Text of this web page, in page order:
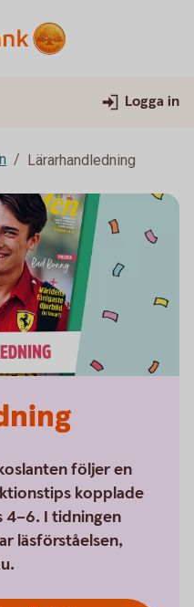
Logga in
Lärarhandledning
följer en
kopplade
4–6. I tidningen
läsförståelsen,